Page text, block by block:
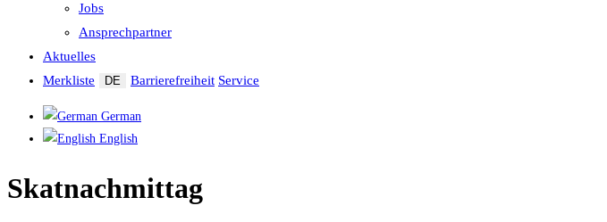
Jobs
Ansprechpartner
Aktuelles
Merkliste
DE Barrierefreiheit Service
German
English
Skatnachmittag